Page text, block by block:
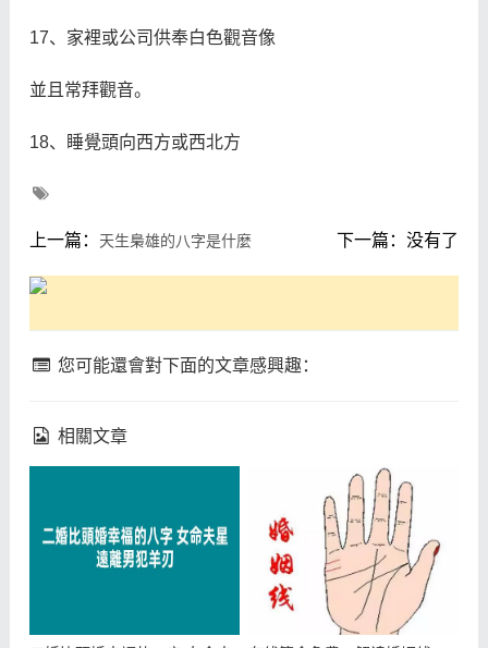
17、家裡或公司供奉白色觀音像
並且常拜觀音。
18、睡覺頭向西方或西北方
上一篇： 天生梟雄的八字是什麼 下一篇：没有了
您可能還會對下面的文章感興趣：
相關文章